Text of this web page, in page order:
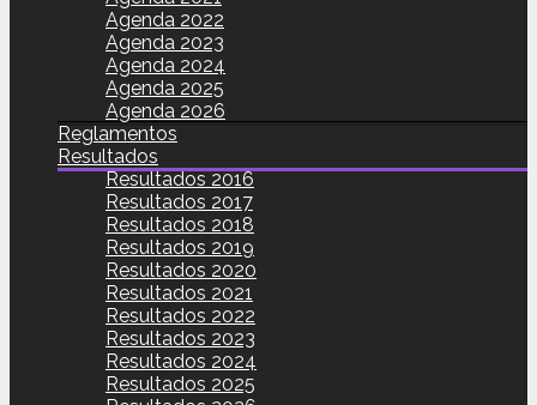
Agenda 2022
Agenda 2023
Agenda 2024
Agenda 2025
Agenda 2026
Reglamentos
Resultados
Resultados 2016
Resultados 2017
Resultados 2018
Resultados 2019
Resultados 2020
Resultados 2021
Resultados 2022
Resultados 2023
Resultados 2024
Resultados 2025